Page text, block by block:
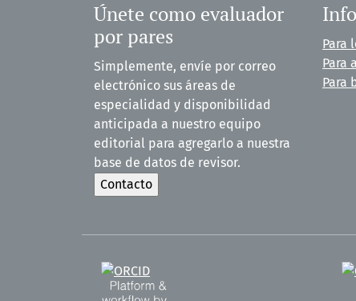
Únete como evaluador
por pares
Simplemente, envíe por correo
electrónico sus áreas de
especialidad y disponibilidad
anticipada a nuestro equipo
editorial para agregarlo a nuestra
base de datos de revisor.
Para
Para
Para